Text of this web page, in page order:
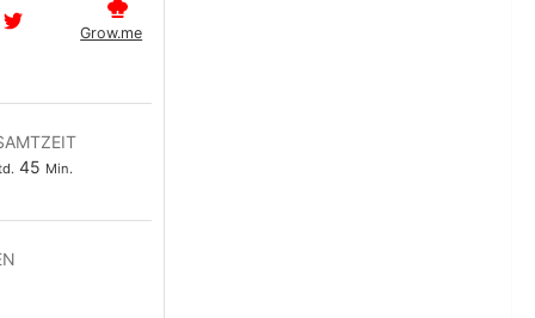
Grow.me
45Minuten
Min.